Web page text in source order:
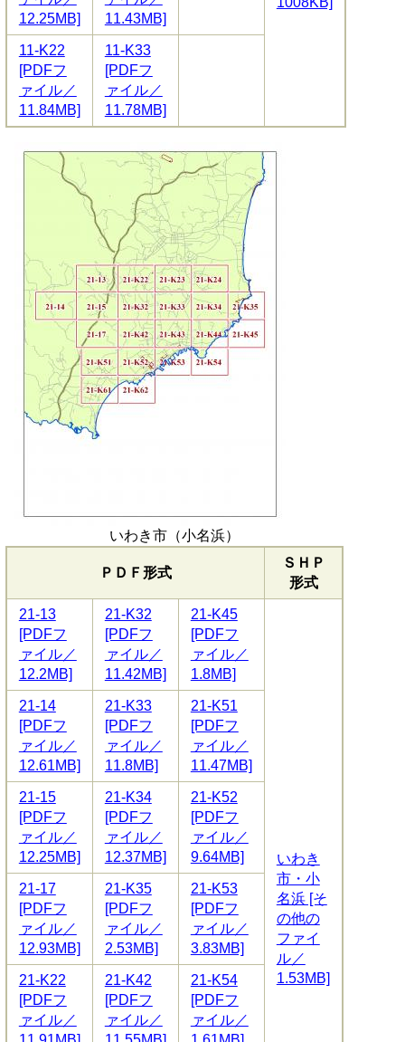
12.25MB]
11.43MB]
11-K22
[PDFフ
ァイル／
11.84MB]
11-K33
[PDFフ
ァイル／
11.78MB]
いわき市（小名浜）
ＰＤＦ形式
ＳＨＰ
形式
21-13
[PDFフ
ァイル／
12.2MB]
21-K32
[PDFフ
ァイル／
11.42MB]
21-K45
[PDFフ
ァイル／
1.8MB]
いわき
市・小
名浜 [そ
の他の
ファイ
ル／
1.53MB]
21-14
[PDFフ
ァイル／
12.61MB]
21-K33
[PDFフ
ァイル／
11.8MB]
21-K51
[PDFフ
ァイル／
11.47MB]
21-15
[PDFフ
ァイル／
12.25MB]
21-K34
[PDFフ
ァイル／
12.37MB]
21-K52
[PDFフ
ァイル／
9.64MB]
21-17
[PDFフ
ァイル／
12.93MB]
21-K35
[PDFフ
ァイル／
2.53MB]
21-K53
[PDFフ
ァイル／
3.83MB]
21-K22
[PDFフ
ァイル／
21-K42
[PDFフ
ァイル／
21-K54
[PDFフ
ァイル／